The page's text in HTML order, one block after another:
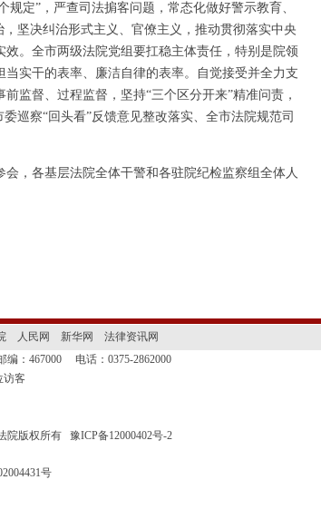
定”，严查司法掮客问题，常态化做好警示教育、
坚决纠治形式主义、官僚主义，推动贯彻落实中央
。全市两级法院党组要扛稳主体责任，特别是院领
实干的表率、廉洁自律的表率。自觉接受并全力支
监督、过程监督，坚持“三个区分开来”精准问责，
巡察“回头看”反馈意见整改落实、全市法院规范司
，各基层法院全体干警和各驻院纪检监察组全体人
人民网 新华网
法律资讯网
编：467000 电话：0375-2862000
访客
院版权所有 豫ICP备12000402号-2
号